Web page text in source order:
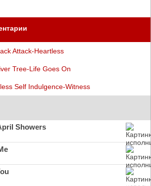
Attack-Heartless
Tree-Life Goes On
Self Indulgence-Witness
Showers